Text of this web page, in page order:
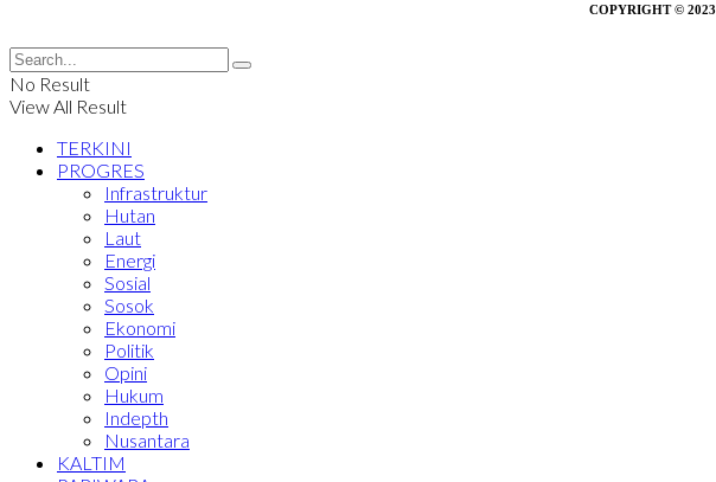
COPYRIGHT © 2023
No Result
View All Result
TERKINI
PROGRES
Infrastruktur
Hutan
Laut
Energi
Sosial
Sosok
Ekonomi
Politik
Opini
Hukum
Indepth
Nusantara
KALTIM